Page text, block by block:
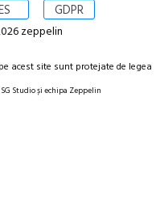
GDPR
zeppelin
acest site sunt protejate de legea
Studio și echipa Zeppelin